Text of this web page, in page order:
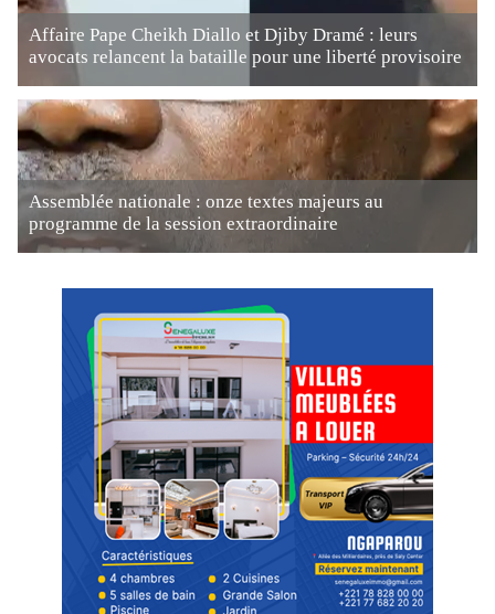
Affaire Pape Cheikh Diallo et Djiby Dramé : leurs
avocats relancent la bataille pour une liberté provisoire
Assemblée nationale : onze textes majeurs au
programme de la session extraordinaire